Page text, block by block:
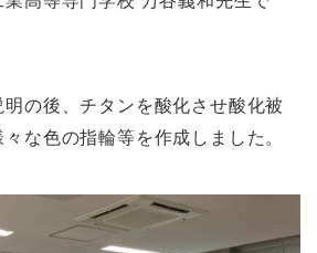
の後、チタンを酸化させ酸化被
な色の指輪等を作成しました。